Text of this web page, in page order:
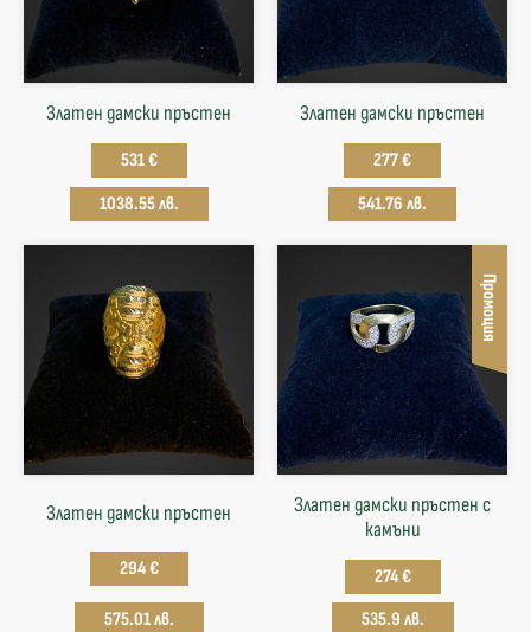
Златен дамски пръстен
531 €
1038.55 лв.
Златен дамски пръстен
277 €
541.76 лв.
Златен дамски пръстен
294 €
575.01 лв.
Промоция
Златен дамски пръстен с
камъни
274 €
535.9 лв.